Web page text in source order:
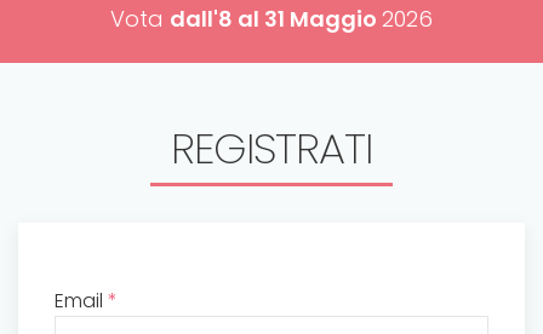
Vota dall'8 al 31 Maggio 2026
REGISTRATI
Email *